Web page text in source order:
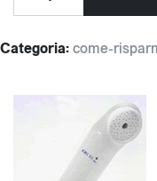
Categoria:come-